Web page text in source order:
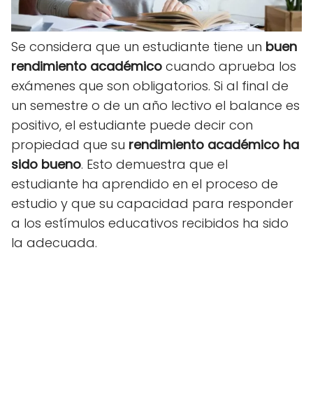
Se considera que un estudiante tiene un buen
rendimiento académico cuando aprueba los
exámenes que son obligatorios. Si al final de
un semestre o de un año lectivo el balance es
positivo, el estudiante puede decir con
propiedad que su rendimiento académico ha
sido bueno. Esto demuestra que el
estudiante ha aprendido en el proceso de
estudio y que su capacidad para responder
a los estímulos educativos recibidos ha sido
la adecuada.